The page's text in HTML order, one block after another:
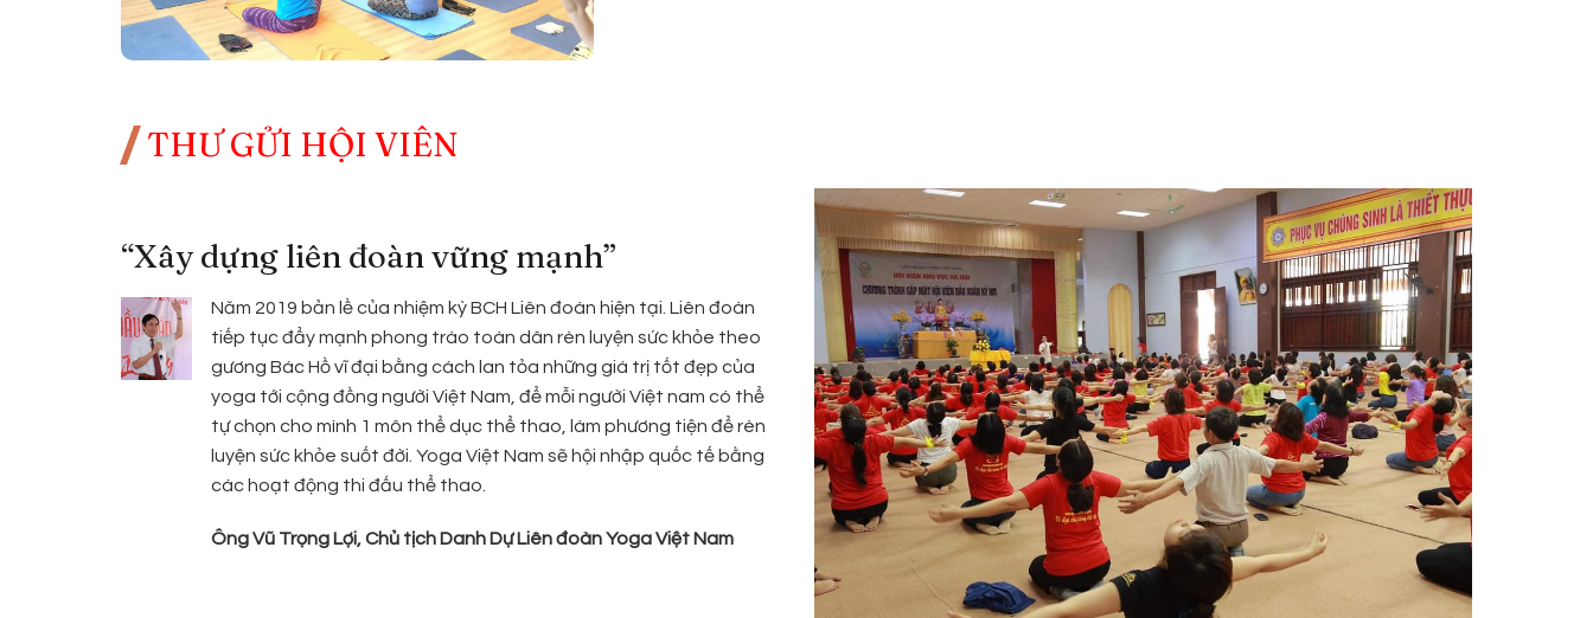
THƯ GỬI HỘI VIÊN
“Xây dựng liên đoàn vững mạnh”
Năm 2019 bản lề của nhiệm kỳ BCH Liên đoàn hiện tại. Liên đoàn
tiếp tục đẩy mạnh phong trào toàn dân rèn luyện sức khỏe theo
gương Bác Hồ vĩ đại bằng cách lan tỏa những giá trị tốt đẹp của
yoga tới cộng đồng người Việt Nam, để mỗi người Việt nam có thể
tự chọn cho mình 1 môn thể dục thể thao, làm phương tiện để rèn
luyện sức khỏe suốt đời. Yoga Việt Nam sẽ hội nhập quốc tế bằng
các hoạt động thi đấu thể thao.
Ông Vũ Trọng Lợi, Chủ tịch Danh Dự Liên đoàn Yoga Việt Nam